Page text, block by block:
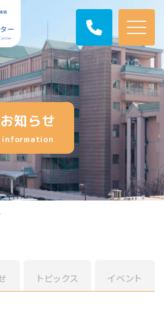
お知らせ
information
トピックス イベント